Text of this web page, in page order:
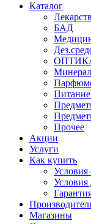
Каталог
БАД
ОПТИКА
Питание
Прочее
Акции
Услуги
Как купить
Условия
Условия
Магазины